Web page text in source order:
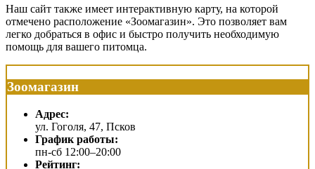
Наш сайт также имеет интерактивную карту, на которой
отмечено расположение «Зоомагазин». Это позволяет вам
легко добраться в офис и быстро получить необходимую
помощь для вашего питомца.
Зоомагазин
Адрес:
ул. Гоголя, 47, Псков
График работы:
пн-сб 12:00–20:00
Рейтинг: